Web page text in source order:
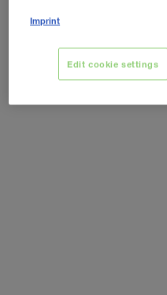
Imprint
Edit cookie settings